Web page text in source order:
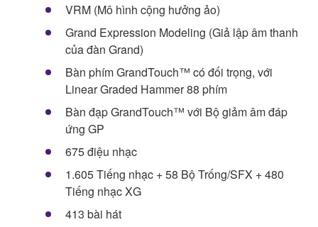
VRM (Mô hình cộng hưởng ảo)
Grand Expression Modeling (Giả lập âm thanh
của đàn Grand)
Bàn phím GrandTouch™ có đối trọng, với
Linear Graded Hammer 88 phím
Bàn đạp GrandTouch™ với Bộ giảm âm đáp
ứng GP
675 điệu nhạc
1.605 Tiếng nhạc + 58 Bộ Trống/SFX + 480
Tiếng nhạc XG
413 bài hát